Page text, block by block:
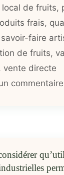
de fruits,
frais,
savoir-faire
de fruits,
vente directe
commentaire